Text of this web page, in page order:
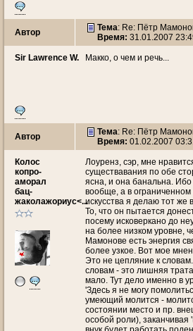
Автор Тема: Re: Пётр
Время: 31.01.2007
Sir Lawrence W. Макко, о чем и речь...
Автор Тема: Re: Пётр
Время: 01.02.2007
Колос
копро-
аморал
бац-
жаколажориус<...
Лоуренз, сэр, мне
существавания по обе
ясна, и она банальна. Ибо
вообще, а в ограниченном
искусства я делаю тот же
То, что он пытается
посему исковеркано до
на более низком уровне,
Мамонове есть энергия
более узкое. Вот мое
Это не цепляние к
словам - это лишняя
мало. Тут дело именно в
'Здесь я не могу
умеющий молится -
состоянии место и пр.
особой роли),